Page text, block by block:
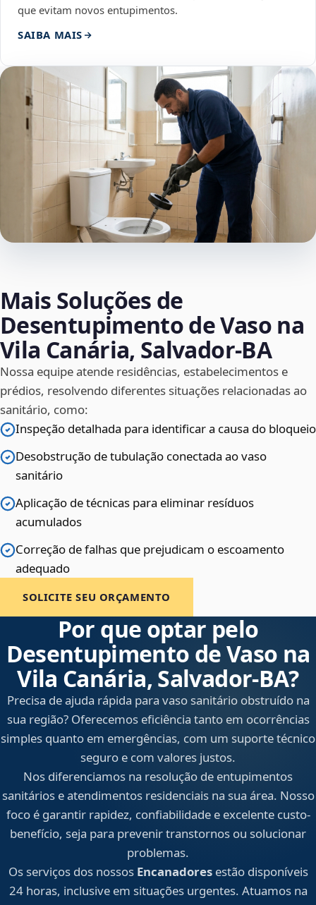
que evitam novos entupimentos.
SAIBA MAIS
Mais Soluções de
Desentupimento de Vaso na
Vila Canária, Salvador‑BA
Nossa equipe atende residências, estabelecimentos e
prédios, resolvendo diferentes situações relacionadas ao
sanitário, como:
Inspeção detalhada para identificar a causa do bloqueio
Desobstrução de tubulação conectada ao vaso
sanitário
Aplicação de técnicas para eliminar resíduos
acumulados
Correção de falhas que prejudicam o escoamento
adequado
SOLICITE SEU ORÇAMENTO
Por que optar pelo
Desentupimento de Vaso na
Vila Canária, Salvador‑BA?
Precisa de ajuda rápida para vaso sanitário obstruído na
sua região? Oferecemos eficiência tanto em ocorrências
simples quanto em emergências, com um suporte técnico
seguro e com valores justos.
Nos diferenciamos na resolução de entupimentos
sanitários e atendimentos residenciais na sua área. Nosso
foco é garantir rapidez, confiabilidade e excelente custo-
benefício, seja para prevenir transtornos ou solucionar
problemas.
Os serviços dos nossos Encanadoresestão disponíveis
24 horas, inclusive em situações urgentes. Atuamos na